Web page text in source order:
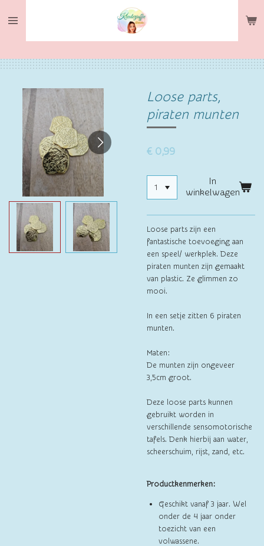
direct
hoofdinhoud
Loose parts,
piraten munten
€ 0,99
In
winkelwagen
Loose parts zijn een
fantastische toevoeging aan
een speel/ werkplek. Deze
piraten munten zijn gemaakt
van plastic. Ze glimmen zo
mooi.
In een setje zitten 6 piraten
munten.
Maten:
De munten zijn ongeveer
3,5cm groot.
Deze loose parts kunnen
gebruikt worden in
verschillende sensomotorische
tafels. Denk hierbij aan water,
scheerschuim, rijst, zand, etc.
Productkenmerken:
Geschikt vanaf 3 jaar. Wel
onder de 4 jaar onder
toezicht van een
volwassene.